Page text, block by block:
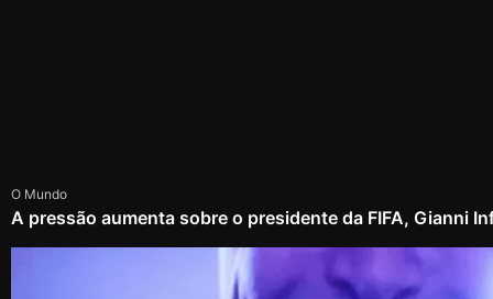
O Mundo
A pressão aumenta sobre o presidente da FIFA, Gianni